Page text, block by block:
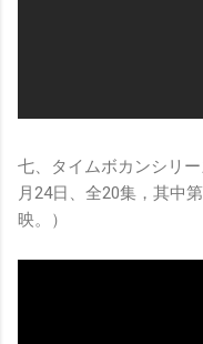
七、タイムボカンシリ
月24日、全20集，其中
映。）